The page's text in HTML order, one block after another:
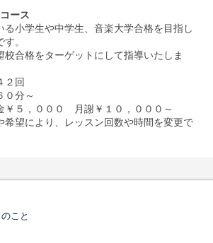
ース
る小学生や中学生、音楽大学合格を目指し
。
校合格をターゲットにして指導いたしま
２回
０分～
０００ 月謝￥１０，０００～
望により、レッスン回数や時間を変更で
こと